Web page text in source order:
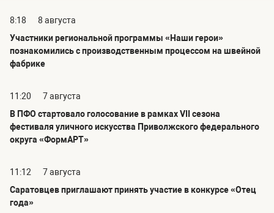
8:18
8 августа
Участники региональной программы «Наши герои»
познакомились с производственным процессом на швейной
фабрике
11:20
7 августа
В ПФО стартовало голосование в рамках VII сезона
фестиваля уличного искусства Приволжского федерального
округа «ФормАРТ»
11:12
7 августа
Саратовцев приглашают принять участие в конкурсе «Отец
года»